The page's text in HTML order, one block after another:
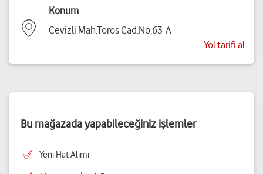
Konum
Cevizli Mah.Toros Cad.No:63-A
Yol tarifi al
Bu mağazada yapabileceğiniz işlemler
Yeni Hat Alımı